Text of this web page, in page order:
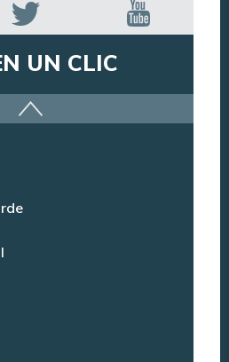
UN CLIC